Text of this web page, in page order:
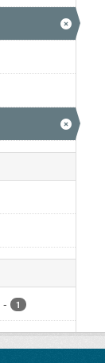
- 1